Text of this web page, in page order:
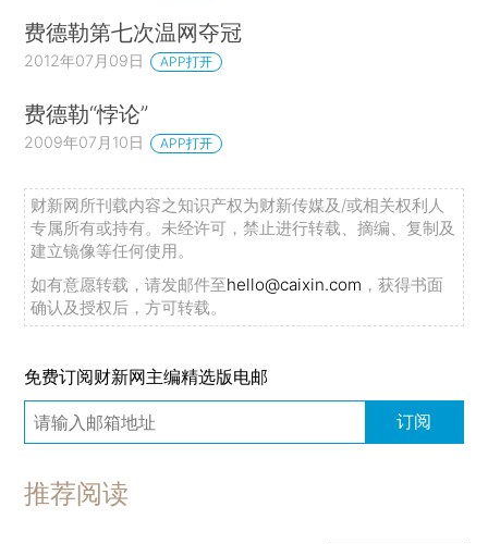
费德勒第七次温网夺冠
2012年07月09日 APP打开
费德勒“悖论”
2009年07月10日 APP打开
财新网所刊载内容之知识产权为财新传媒及/或相关权利人
专属所有或持有。未经许可，禁止进行转载、摘编、复制及
建立镜像等任何使用。
如有意愿转载，请发邮件至hello@caixin.com ，获得书面
确认及授权后，方可转载。
免费订阅财新网主编精选版电邮
订阅
推荐阅读